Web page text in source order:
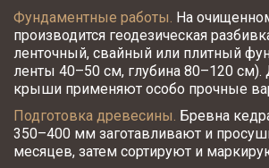
Фундаментные работы. На
производится геодезическая
ленточный, свайный или плитный
ленты 40–50 см, глубина 80–120 см).
крыши применяют особо прочные
Подготовка древесины. Бревна
350–400 мм заготавливают и
месяцев, затем сортируют и